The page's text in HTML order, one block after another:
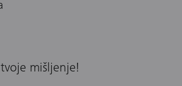
mišljenje!